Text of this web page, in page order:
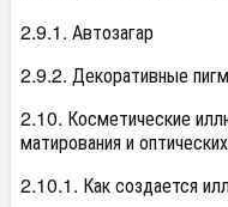
2.9.1. Автозагар
2.9.2. Декоративные
2.10. Косметические
матирования и
2.10.1. Как создается